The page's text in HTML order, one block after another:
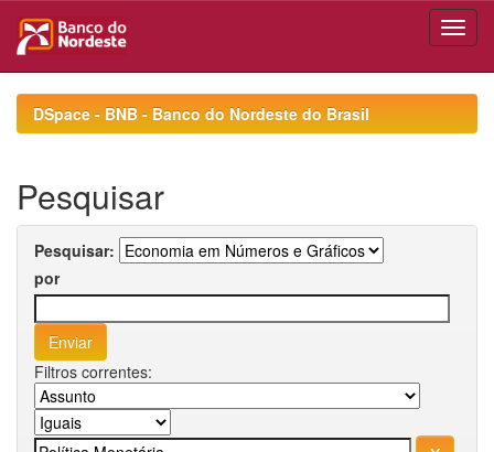
navigationDSpace - BNB - Banco do Nordeste do Brasil
Pesquisar
Pesquisar:
por
Filtros correntes: